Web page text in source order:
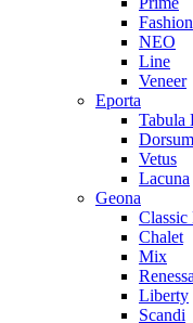
Fashion
NEO
Line
Veneer
Eporta
Tabula
Dorsum
Vetus
Lacuna
Geona
Classic
Chalet
Mix
Liberty
Scandi